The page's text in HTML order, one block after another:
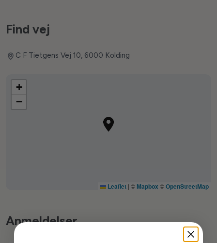
Find vej
C F Tietgens Vej 10, 6000 Kolding
+
−
Leaflet | © Mapbox ©OpenStreetMap
Anmeldelser